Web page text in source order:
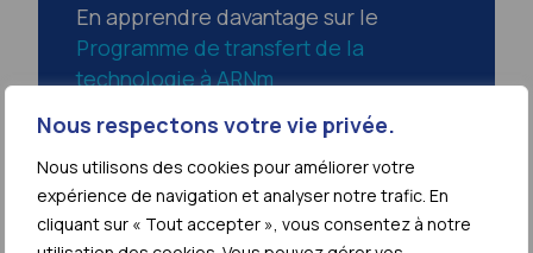
Nous respectons votre vie privée.
Nous utilisons des cookies pour améliorer votre
expérience de navigation et analyser notre trafic. En
cliquant sur « Tout accepter », vous consentez à notre
En apprendre davantage sur le
Programme de transfert de la
technologie à ARNm